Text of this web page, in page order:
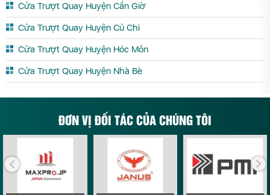
Cửa Trượt Quay Huyện Cần Giờ
Cửa Trượt Quay Huyện Củ Chi
Cửa Trượt Quay Huyện Hóc Môn
Cửa Trượt Quay Huyện Nhà Bè
ĐƠN VỊ ĐỐI TÁC CỦA CHÚNG TÔI